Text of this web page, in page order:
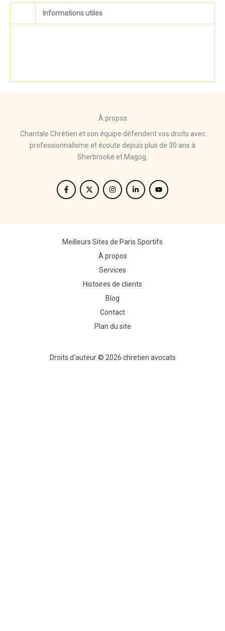
Informations utiles
À propos
Chantale Chrétien et son équipe défendent vos droits avec
professionnalisme et écoute depuis plus de 30 ans à
Sherbrooke et Magog.
Meilleurs Sites de Paris Sportifs
À propos
Services
Histoires de clients
Blog
Contact
Plan du site
Droits d'auteur © 2026 chretien avocats